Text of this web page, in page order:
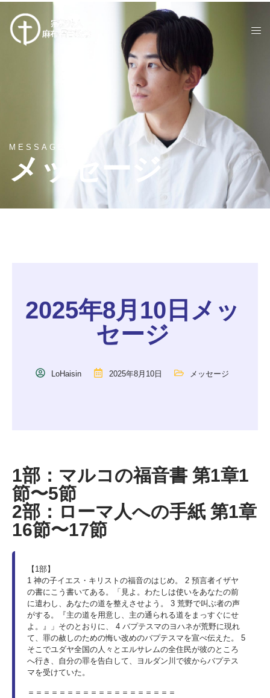
MESSAGES
メッセージ
2025年8月10日メッ
セージ
LoHaisin 2025年8月10日 メッセージ
1部：マルコの福音書 第1章1
節〜5節
2部：ローマ人への手紙 第1章
16節〜17節
【1部】
1 神の子イエス・キリストの福音のはじめ。 2 預言者イザヤ
の書にこう書いてある。「見よ。わたしは使いをあなたの前
に遣わし、あなたの道を整えさせよう。 3 荒野で叫ぶ者の声
がする。『主の道を用意し、主の通られる道をまっすぐにせ
よ。』」そのとおりに、 4 バプテスマのヨハネが荒野に現れ
て、罪の赦しのための悔い改めのバプテスマを宣べ伝えた。 5
そこでユダヤ全国の人々とエルサレムの全住民が彼のところ
へ行き、自分の罪を告白して、ヨルダン川で彼からバプテス
マを受けていた。
＝＝＝＝＝＝＝＝＝＝＝＝＝＝＝＝＝＝＝